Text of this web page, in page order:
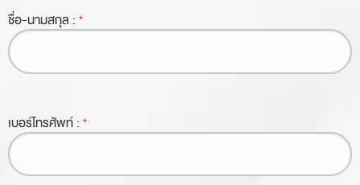
ชื่อ-นามสกุล :*
เบอร์โทรศัพท์ :*